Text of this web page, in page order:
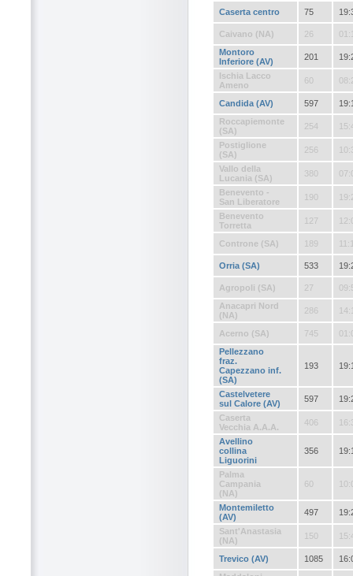
Caserta centro 75
Caivano (NA) 26
Montoro
Inferiore (AV)
201
Ischia Lacco
Ameno
60
Candida (AV) 597
Roccapiemonte
(SA)
254
Postiglione
(SA)
256
Vallo della
Lucania (SA)
380
Benevento -
San Liberatore
190
Benevento
Torretta
127
Controne (SA) 189
Orria (SA) 533
Agropoli (SA) 27
Anacapri Nord
(NA)
286
Acerno (SA) 745
Pellezzano
fraz.
Capezzano inf.
(SA)
193
Castelvetere
sul Calore (AV)
597
Caserta
Vecchia A.A.A.
406
Avellino
collina
Liguorini
356
Palma
Campania
(NA)
60
Montemiletto
(AV)
497
Sant'Anastasia
(NA)
150
Trevico (AV) 1085